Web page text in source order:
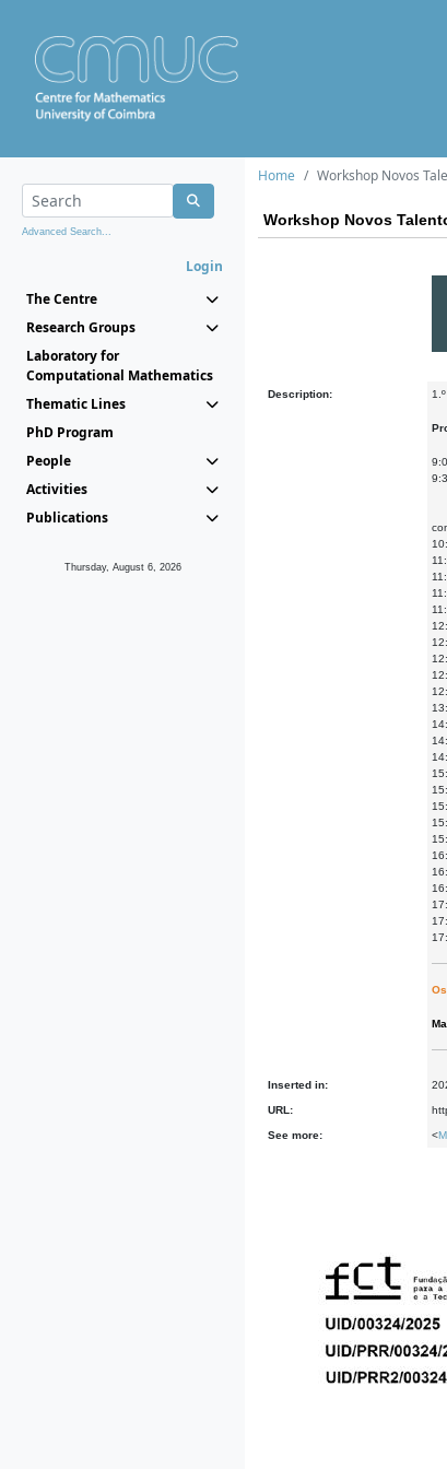
Advanced Search...
Login
The Centre
Research Groups
Laboratory for
Computational Mathematics
Thematic Lines
PhD Program
People
Activities
Publications
Thursday, August 6, 2026
Home Workshop Novos
Workshop Novos
Description:
Inserted in:
URL:
See more: <